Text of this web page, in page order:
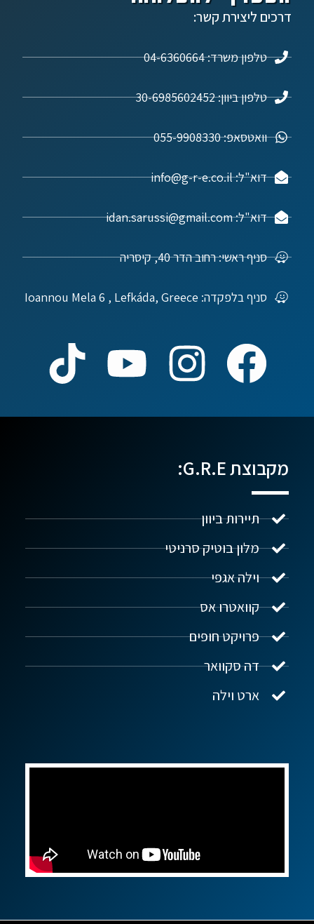
דרכים ליצירת קשר:
טלפון משרד: 04-6360664
טלפון ביוון: 30-6985602452
וואטסאפ: 055-9908330
דוא"ל: info@g-r-e.co.il
דוא"ל: idan.sarussi@gmail.com
סניף ראשי: רחוב הדר 40, קיסריה
סניף בלפקדה: Ioannou Mela 6 , Lefkáda, Greece
מקבוצת G.R.E:
תיירות ביוון
מלון בוטיק סרניטי
וילה אגפי
קוואטרו אס
פרויקט חופים
דה סקוואר
ארט וילה
נדל"ן ביוון G.R.E
שלום! איך אפשר לעזור?